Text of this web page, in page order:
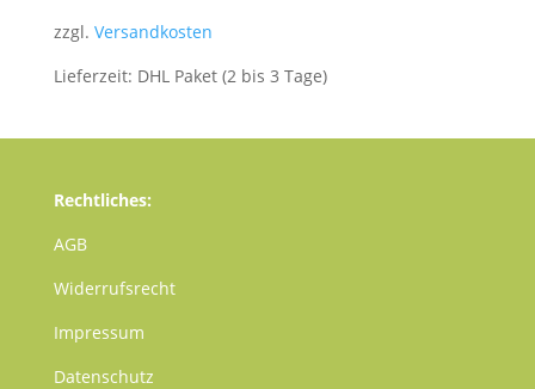
zzgl. Versandkosten
Lieferzeit: DHL Paket (2 bis 3 Tage)
Rechtliches:
AGB
Widerrufsrecht
Impressum
Datenschutz